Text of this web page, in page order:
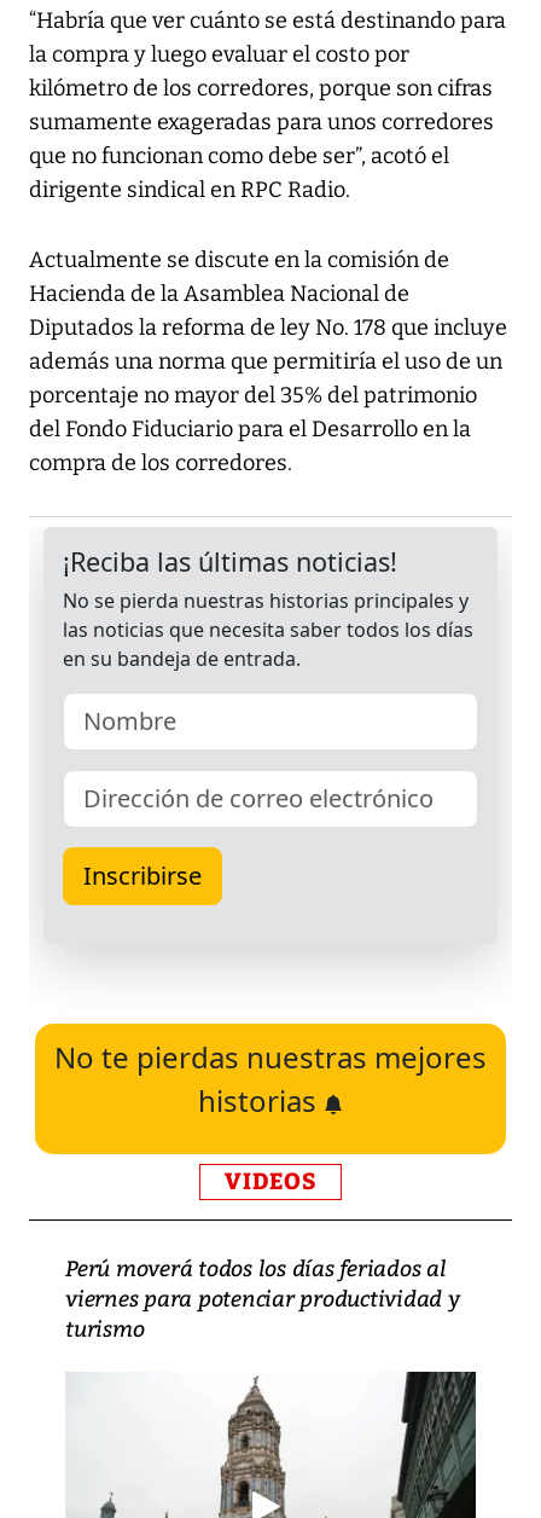
“Habría que ver cuánto se está destinando para
la compra y luego evaluar el costo por
kilómetro de los corredores, porque son cifras
sumamente exageradas para unos corredores
que no funcionan como debe ser”, acotó el
dirigente sindical en RPC Radio.
Actualmente se discute en la comisión de
Hacienda de la Asamblea Nacional de
Diputados la reforma de ley No. 178 que incluye
además una norma que permitiría el uso de un
porcentaje no mayor del 35% del patrimonio
del Fondo Fiduciario para el Desarrollo en la
compra de los corredores.
No te pierdas nuestras mejores
historias
VIDEOS
Perú moverá todos los días feriados al
viernes para potenciar productividad y
turismo